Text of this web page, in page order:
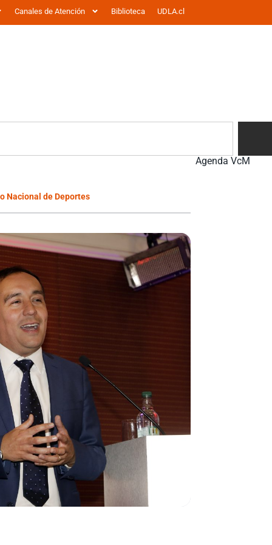
Canales de Atención Biblioteca UDLA.cl
Agenda VcM
Nacional de Deportes